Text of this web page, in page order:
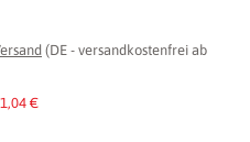
0 von 5 Sternen
(DE - versandkostenfrei ab
€